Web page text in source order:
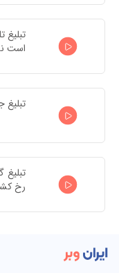
تبلیغ
است
رخ